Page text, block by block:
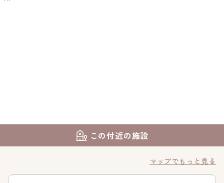
この付近の施設
マップでもっと見る